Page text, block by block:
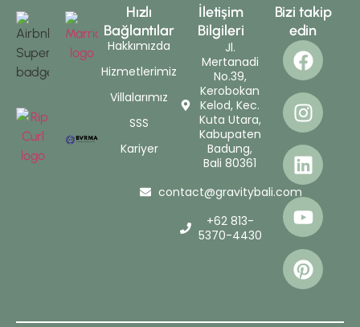
Hızlı
Bağlantılar
Hakkımızda
Hizmetlerimiz
Villalarımız
SSS
Kariyer
İletişim
Bilgileri
Jl.
Mertanadi
No.39,
Kerobokan
Kelod, Kec.
Kuta Utara,
Kabupaten
Badung,
Bali 80361
contact@gravitybali.com
+62 813-
5370-4430
Bizi takip
edin